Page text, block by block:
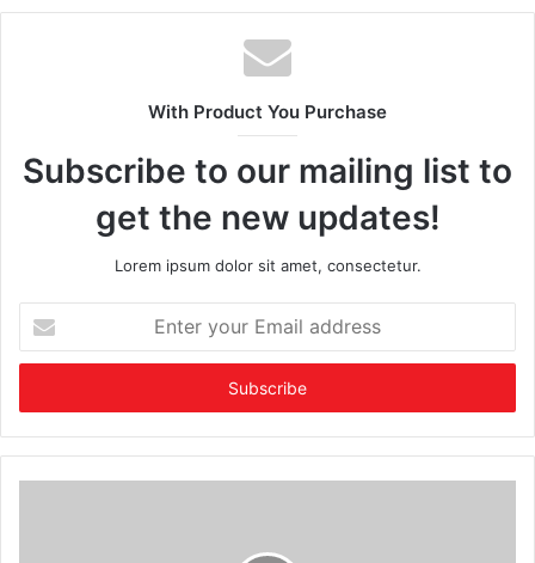
With Product You Purchase
Subscribe to our mailing list to
get the new updates!
Lorem ipsum dolor sit amet, consectetur.
your
Email